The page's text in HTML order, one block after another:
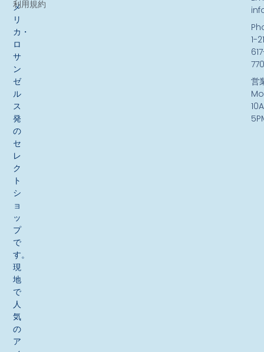
メ
リ
カ・
ロ
サ
ン
ゼ
ル
ス
発
の
セ
レ
ク
ト
シ
ョ
ッ
プ
で
す。
現
地
で
人
気
の
ア
利用規約
1-
営